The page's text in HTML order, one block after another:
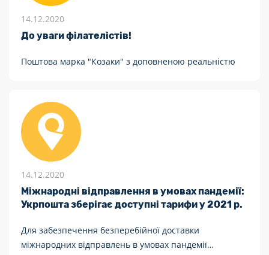
14.12.2020
До уваги філателістів!
Поштова марка "Козаки" з доповненою реальністю
14.12.2020
Міжнародні відправлення в умовах пандемії:
Укрпошта зберігає доступні тарифи у 2021 р.
Для забезпечення безперебійної доставки
міжнародних відправлень в умовах пандемії